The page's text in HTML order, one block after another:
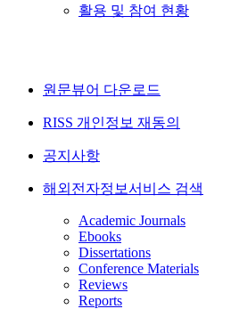
활용 및 참여 현황
원문뷰어 다운로드
RISS 개인정보 재동의
공지사항
해외전자정보서비스 검색
Academic Journals
Ebooks
Dissertations
Conference Materials
Reviews
Reports